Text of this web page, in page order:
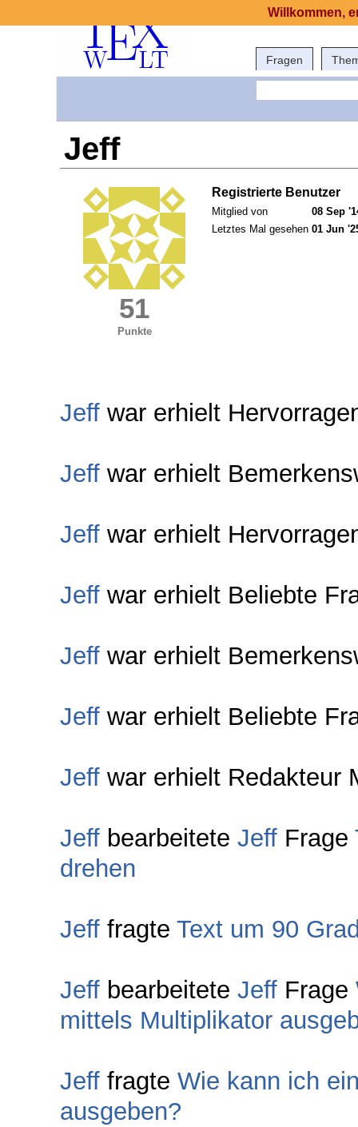
Fragen
Jeff
51
Punkte
Registrierte Benutzer
Mitglied von
08 Sep
Letztes Mal gesehen 01 Jun
Jeff war erhielt
Jeff war erhielt
Jeff war erhielt
Jeff war erhielt Beliebte
Jeff war erhielt
Jeff war erhielt Beliebte
Jeff war erhielt Redakteur
Jeff bearbeitete Jeff Frage
drehen
Jeff fragte Text um 90
Jeff bearbeitete Jeff Frage
mittels Multiplikator
Jeff fragte Wie kann ich
ausgeben?
Willkommen,